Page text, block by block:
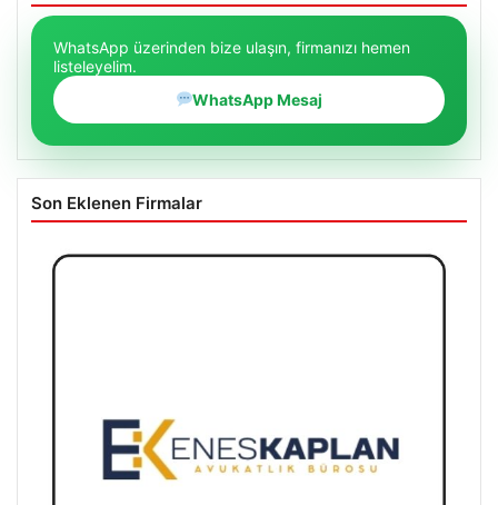
WhatsApp üzerinden bize ulaşın, firmanızı hemen
listeleyelim.
WhatsApp Mesaj
Son Eklenen Firmalar